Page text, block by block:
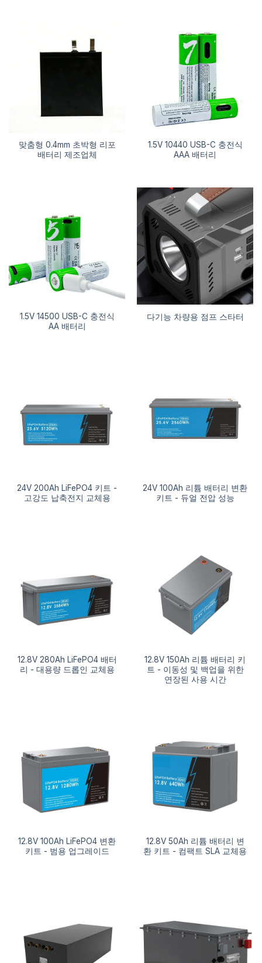
맞춤형 0.4mm 초박형 리포
배터리 제조업체
1.5V 10440 USB-C 충전식
AAA 배터리
1.5V 14500 USB-C 충전식
AA 배터리
다기능 차량용 점프 스타터
24V 200Ah LiFePO4 키트 -
고강도 납축전지 교체용
24V 100Ah 리튬 배터리 변환
키트 - 듀얼 전압 성능
12.8V 280Ah LiFePO4 배터
리 - 대용량 드롭인 교체용
12.8V 150Ah 리튬 배터리 키
트 - 이동성 및 백업을 위한
연장된 사용 시간
12.8V 100Ah LiFePO4 변환
키트 - 범용 업그레이드
12.8V 50Ah 리튬 배터리 변
환 키트 - 컴팩트 SLA 교체용